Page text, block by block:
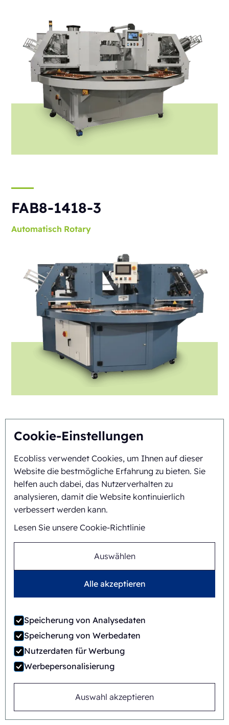
Cookie-Einstellungen
Ecobliss verwendet Cookies, um Ihnen auf dieser
Website die bestmögliche Erfahrung zu bieten. Sie
helfen auch dabei, das Nutzerverhalten zu
analysieren, damit die Website kontinuierlich
verbessert werden kann.
Lesen Sie unsere Cookie-Richtlinie
Auswählen
Alle akzeptieren
Speicherung von Analysedaten
Speicherung von Werbedaten
Nutzerdaten für Werbung
Werbepersonalisierung
Auswahl akzeptieren
FAB8-1418-3
Automatisch Rotary
Automatisch Rotary
FAB8-1418-3-CS